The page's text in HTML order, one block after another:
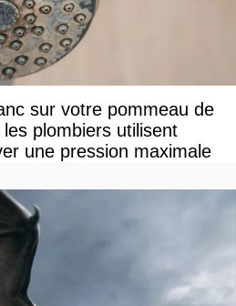
sur votre pommeau de
plombiers utilisent
une pression maximale